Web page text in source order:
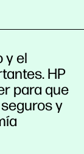
y el
HP
para que
y